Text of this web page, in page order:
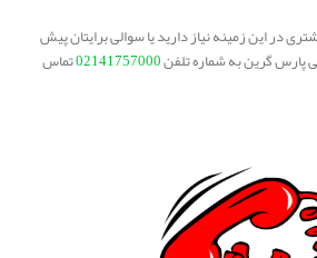
در این زمینه نیاز دارید یا سوالی برایتان پیش
گرین به شماره تلفن02141757000تماس